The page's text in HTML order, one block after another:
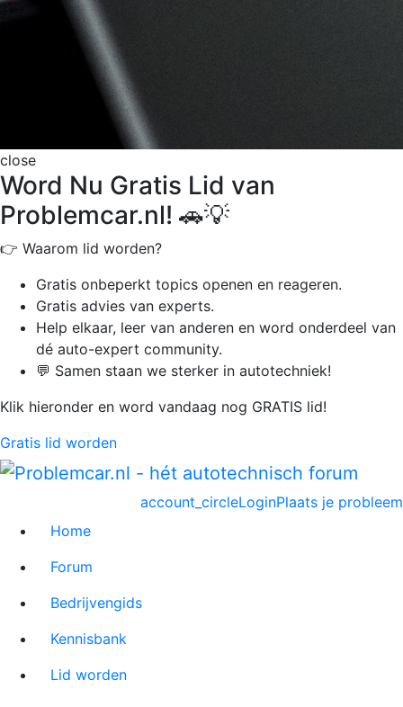
close
Word Nu Gratis Lid van
Problemcar.nl! 🚗💡
👉 Waarom lid worden?
Gratis onbeperkt topics openen en reageren.
Gratis advies van experts.
Help elkaar, leer van anderen en word onderdeel van
dé auto-expert community.
💬 Samen staan we sterker in autotechniek!
Klik hieronder en word vandaag nog GRATIS lid!
Gratis lid worden
Plaats je probleem
account_circleLogin
Home
Forum
Bedrijvengids
Kennisbank
Lid worden